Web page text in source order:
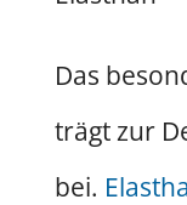
Das
trägt zur
bei.